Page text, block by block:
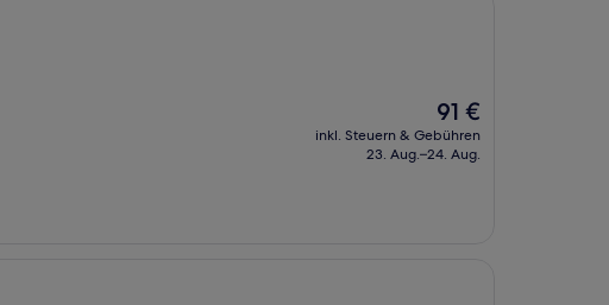
Der
Preis
beträgt
91 €
inkl. Steuern & Gebühren
23. Aug.–24. Aug.